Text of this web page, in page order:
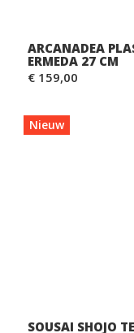
ARCANADEA
ERMEDA 27 CM
€ 159,00
Nieuw
SOUSAI SHOJO